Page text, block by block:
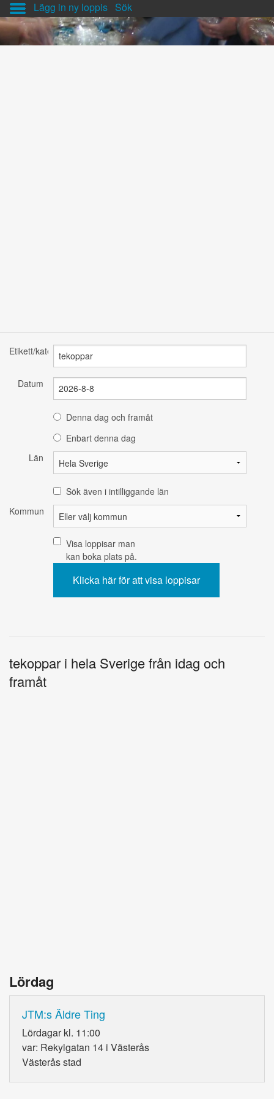
Lägg in ny loppis Sök
Etikett/kategori
Datum
Denna dag och framåt
Enbart denna dag
Län
Sök även i intilliggande län
Kommun
Visa loppisar man
kan boka plats på.
tekoppar i hela Sverige från idag och
framåt
Lördag
JTM:s Äldre Ting
Lördagar kl. 11:00
var: Rekylgatan 14 i Västerås
Västerås stad